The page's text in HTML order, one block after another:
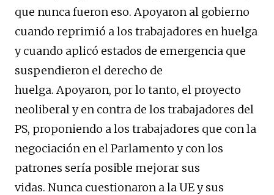
que nunca fueron eso. Apoyaron al gobierno
cuando reprimió a los trabajadores en huelga
y cuando aplicó estados de emergencia que
suspendieron el derecho de
huelga. Apoyaron, por lo tanto, el proyecto
neoliberal y en contra de los trabajadores del
PS, proponiendo a los trabajadores que con la
negociación en el Parlamento y con los
patrones sería posible mejorar sus
vidas. Nunca cuestionaron a la UE y sus